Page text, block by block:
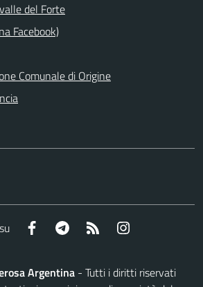
del Forte
Facebook)
Comunale di Origine
Facebook Telegram RSS
Argentina- Tutti i diritti riservati